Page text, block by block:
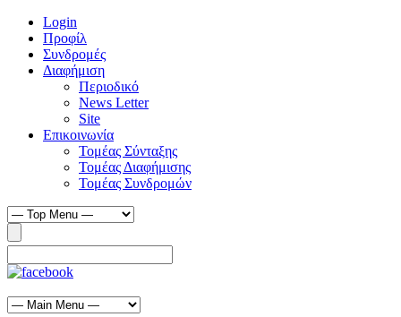
Login
Προφίλ
Συνδρομές
Διαφήμιση
Περιοδικό
News Letter
Site
Επικοινωνία
Τομέας Σύνταξης
Τομέας Διαφήμισης
Τομέας Συνδρομών